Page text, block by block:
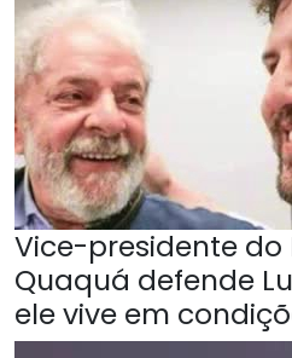
Vice-presidente do
Quaquá defende
ele vive em